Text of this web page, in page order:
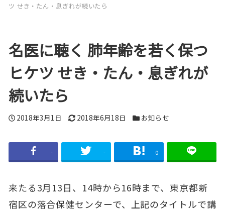
ツ せき・たん・息ぎれが続いたら
名医に聴く 肺年齢を若く保つ
ヒケツ せき・たん・息ぎれが
続いたら
投
2018年3月1日
更
日
2018年6月18日
カ
ゴ
リ
お知らせ
- - 0
来たる3月13日、14時から16時まで、東京都新
宿区の落合保健センターで、上記のタイトルで講